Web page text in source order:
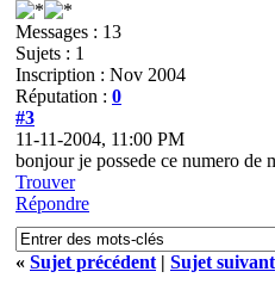
Messages : 13
Sujets : 1
Inscription : Nov 2004
Réputation : 0
#3
11-11-2004, 11:00 PM
bonjour je possede ce numero de
Trouver
Répondre
« Sujet précédent | Sujet suivant